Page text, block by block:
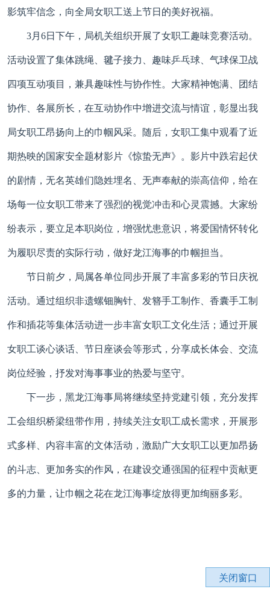
影筑牢信念，向全局女职工送上节日的美好祝福。
3月6日下午，局机关组织开展了女职工趣味竞赛活动。
活动设置了集体跳绳、毽子接力、趣味乒乓球、气球保卫战
四项互动项目，兼具趣味性与协作性。大家精神饱满、团结
协作、各展所长，在互动协作中增进交流与情谊，彰显出我
局女职工昂扬向上的巾帼风采。随后，女职工集中观看了近
期热映的国家安全题材影片《惊蛰无声》。影片中跌宕起伏
的剧情，无名英雄们隐姓埋名、无声奉献的崇高信仰，给在
场每一位女职工带来了强烈的视觉冲击和心灵震撼。大家纷
纷表示，要立足本职岗位，增强忧患意识，将爱国情怀转化
为履职尽责的实际行动，做好龙江海事的巾帼担当。
节日前夕，局属各单位同步开展了丰富多彩的节日庆祝
活动。通过组织非遗螺钿胸针、发簪手工制作、香囊手工制
作和插花等集体活动进一步丰富女职工文化生活；通过开展
女职工谈心谈话、节日座谈会等形式，分享成长体会、交流
岗位经验，抒发对海事事业的热爱与坚守。
下一步，黑龙江海事局将继续坚持党建引领，充分发挥
工会组织桥梁纽带作用，持续关注女职工成长需求，开展形
式多样、内容丰富的文体活动，激励广大女职工以更加昂扬
的斗志、更加务实的作风，在建设交通强国的征程中贡献更
多的力量，让巾帼之花在龙江海事绽放得更加绚丽多彩。
关闭窗口